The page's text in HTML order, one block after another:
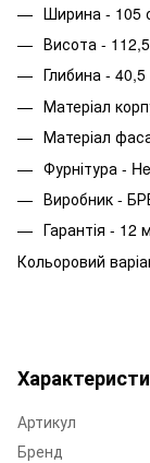
Ширина - 105
Висота -
Глибина -
Матеріал
Матеріал
Фурнітура -
Виробник -
Гарантія - 12
Кольоровий
Артикул
Бренд